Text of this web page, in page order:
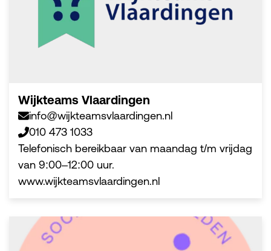
Wijkteams Vlaardingen
info@wijkteamsvlaardingen.nl
010 473 1033
Telefonisch bereikbaar van maandag t/m vrijdag
van 9:00–12:00 uur.
www.wijkteamsvlaardingen.nl